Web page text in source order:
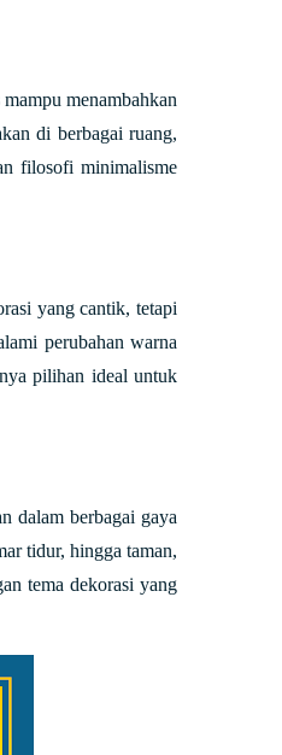
mampu menambahkan
di berbagai ruang,
filosofi minimalisme
yang cantik, tetapi
perubahan warna
pilihan ideal untuk
dalam berbagai gaya
tidur, hingga taman,
tema dekorasi yang